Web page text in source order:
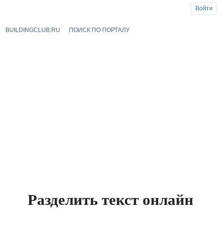
BUILDINGCLUB.RU ПОИСК ПО ПОРТАЛУ
Разделить текст онлайн
Войти